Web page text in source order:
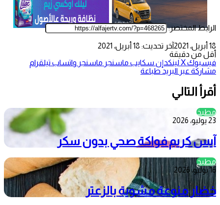
الرابط المختصر:
18 أبريل، 2021
آخر تحديث: 18 أبريل، 2021
أقل من دقيقة
فيسبوك‫Xلينكدإن سكايب ماسنجر ماسنجر واتساب تيلقرام
مشاركة عبر البريد طباعة
أقرأ التالي
مطبخ
23 يوليو، 2026
آيس كريم فواكة صحي بدون سكر
مطبخ
16 يوليو، 2026
خضار منوعة مشوية بالزعتر